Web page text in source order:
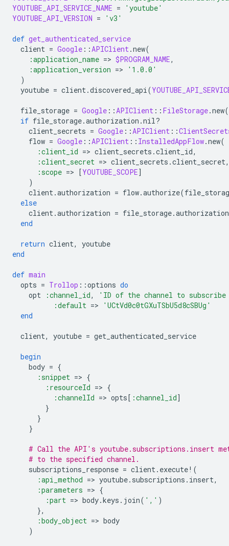
YOUTUBE_API_SERVICE_NAME =
'youtube'
YOUTUBE_API_VERSION = 'v3'
def get_authenticated_service
client = Google ::APIClient.new(
:application_name => $PROGRAM_NAME,
:application_version =>
'1.0.0'
)
youtube = client.discovered_api(
file_storage = Google ::APIClient :: FileStorage.new(
if file_storage.authorization .nil?
client_secrets = Google ::APIClient ::
flow = Google ::APIClient :: InstalledAppFlow.new(
:client_id => client_secrets .client_id,
:client_secret => client_secrets .client_secret,
:scope => [YOUTUBE_SCOPE]
)
client.authorization = flow.authorize(
else
client.authorization = file_storage.authorization
end
return client,
youtube
end
def main
opts = Trollop ::options do
opt
:channel_id,
'ID of the channel to
:default =>
'UCtVd0c0tGXuTSbU5d8cSBUg'
end
client, youtube = get_authenticated_service
begin
body = {
:snippet => {
:resourceId => {
:channelId => opts[ :channel_id]
}
}
}
# Call the API's youtube.subscriptions.insert
# to the specified channel.
subscriptions_response = client. execute! (
:api_method => youtube. subscriptions . insert,
:parameters => {
:part => body.keys . join( ',' )
},
:body_object => body
)